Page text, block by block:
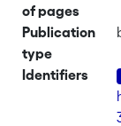
of pages
Publication
type
Identifiers